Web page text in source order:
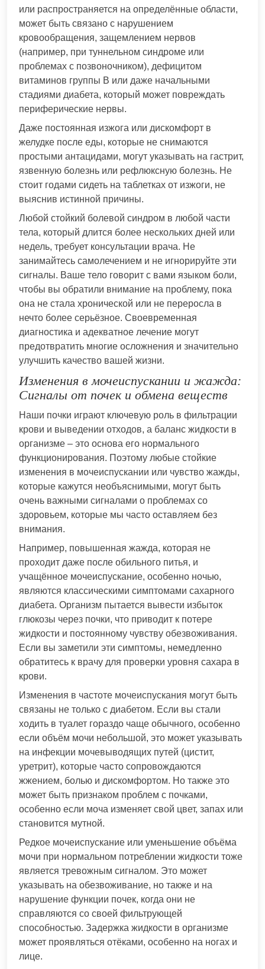
или распространяется на определённые области,
может быть связано с нарушением
кровообращения, защемлением нервов
(например, при туннельном синдроме или
проблемах с позвоночником), дефицитом
витаминов группы В или даже начальными
стадиями диабета, который может повреждать
периферические нервы.
Даже постоянная изжога или дискомфорт в
желудке после еды, которые не снимаются
простыми антацидами, могут указывать на гастрит,
язвенную болезнь или рефлюксную болезнь. Не
стоит годами сидеть на таблетках от изжоги, не
выяснив истинной причины.
Любой стойкий болевой синдром в любой части
тела, который длится более нескольких дней или
недель, требует консультации врача. Не
занимайтесь самолечением и не игнорируйте эти
сигналы. Ваше тело говорит с вами языком боли,
чтобы вы обратили внимание на проблему, пока
она не стала хронической или не переросла в
нечто более серьёзное. Своевременная
диагностика и адекватное лечение могут
предотвратить многие осложнения и значительно
улучшить качество вашей жизни.
Изменения в мочеиспускании и жажда:
Сигналы от почек и обмена веществ
Наши почки играют ключевую роль в фильтрации
крови и выведении отходов, а баланс жидкости в
организме – это основа его нормального
функционирования. Поэтому любые стойкие
изменения в мочеиспускании или чувство жажды,
которые кажутся необъяснимыми, могут быть
очень важными сигналами о проблемах со
здоровьем, которые мы часто оставляем без
внимания.
Например, повышенная жажда, которая не
проходит даже после обильного питья, и
учащённое мочеиспускание, особенно ночью,
являются классическими симптомами сахарного
диабета. Организм пытается вывести избыток
глюкозы через почки, что приводит к потере
жидкости и постоянному чувству обезвоживания.
Если вы заметили эти симптомы, немедленно
обратитесь к врачу для проверки уровня сахара в
крови.
Изменения в частоте мочеиспускания могут быть
связаны не только с диабетом. Если вы стали
ходить в туалет гораздо чаще обычного, особенно
если объём мочи небольшой, это может указывать
на инфекции мочевыводящих путей (цистит,
уретрит), которые часто сопровождаются
жжением, болью и дискомфортом. Но также это
может быть признаком проблем с почками,
особенно если моча изменяет свой цвет, запах или
становится мутной.
Редкое мочеиспускание или уменьшение объёма
мочи при нормальном потреблении жидкости тоже
является тревожным сигналом. Это может
указывать на обезвоживание, но также и на
нарушение функции почек, когда они не
справляются со своей фильтрующей
способностью. Задержка жидкости в организме
может проявляться отёками, особенно на ногах и
лице.